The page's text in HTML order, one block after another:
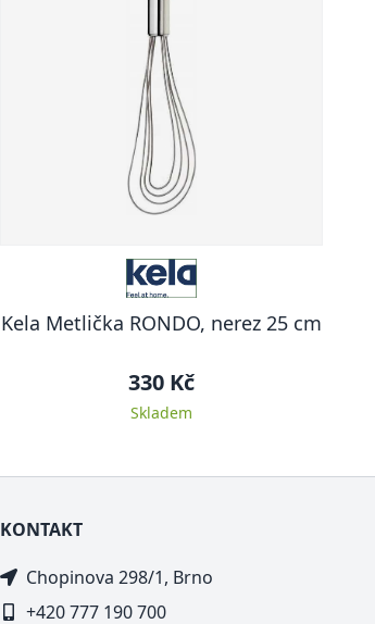
Kela Metlička RONDO, nerez 25 cm
330 Kč
Skladem
KONTAKT
Chopinova 298/1, Brno
+420 777 190 700